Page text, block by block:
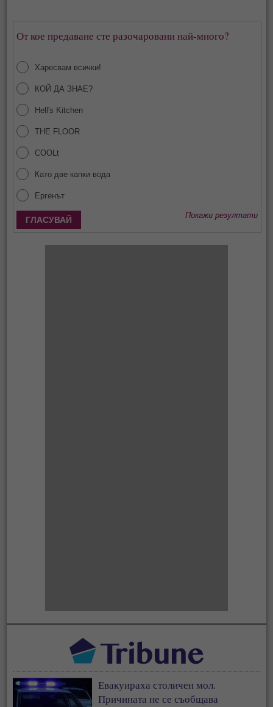
От кое предаване сте разочаровани най-много?
Харесвам всички!
КОЙ ДА ЗНАЕ?
Hell's Kitchen
THE FLOOR
COOLt
Като две капки вода
Ергенът
Покажи резултати
Евакуираха столичен мол.
Причината не се съобщава